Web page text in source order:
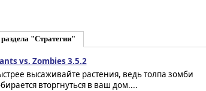
"Стратегии"
vs. Zombies 3.5.2
высаживайте растения, ведь толпа зомби
вторгнуться в ваш дом....